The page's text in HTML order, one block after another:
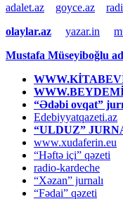
adalet.az
goyce.az
olaylar.az
yazar.in
Mustafa Müseyiboğlu
“Ədəbi ovqat”
Edebiyyatqazeti.az
“ULDUZ”
www.xudaferin.eu
“Həftə içi” qəzeti
radio-kardeche
“Xəzan” jurnalı
“Fədai” qəzeti